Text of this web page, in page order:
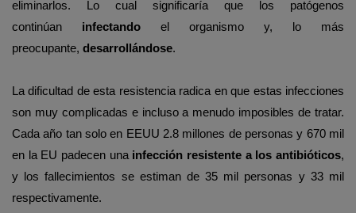
eliminarlos. Lo cual significaría que los patógenos
continúan infectando el organismo y, lo más
preocupante, desarrollándose.
La dificultad de esta resistencia radica en que estas infecciones
son muy complicadas e incluso a menudo imposibles de tratar.
Cada año tan solo en EEUU 2.8 millones de personas y 670 mil
en la EU padecen una infección resistente a los antibióticos,
y los fallecimientos se estiman de 35 mil personas y 33 mil
respectivamente.